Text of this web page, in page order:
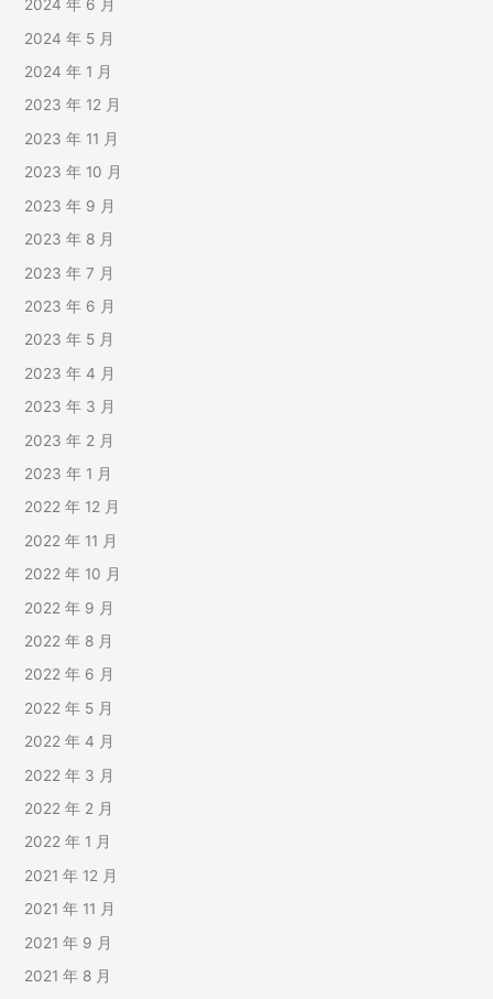
2024 年 6 月
2024 年 5 月
2024 年 1 月
2023 年 12 月
2023 年 11 月
2023 年 10 月
2023 年 9 月
2023 年 8 月
2023 年 7 月
2023 年 6 月
2023 年 5 月
2023 年 4 月
2023 年 3 月
2023 年 2 月
2023 年 1 月
2022 年 12 月
2022 年 11 月
2022 年 10 月
2022 年 9 月
2022 年 8 月
2022 年 6 月
2022 年 5 月
2022 年 4 月
2022 年 3 月
2022 年 2 月
2022 年 1 月
2021 年 12 月
2021 年 11 月
2021 年 9 月
2021 年 8 月